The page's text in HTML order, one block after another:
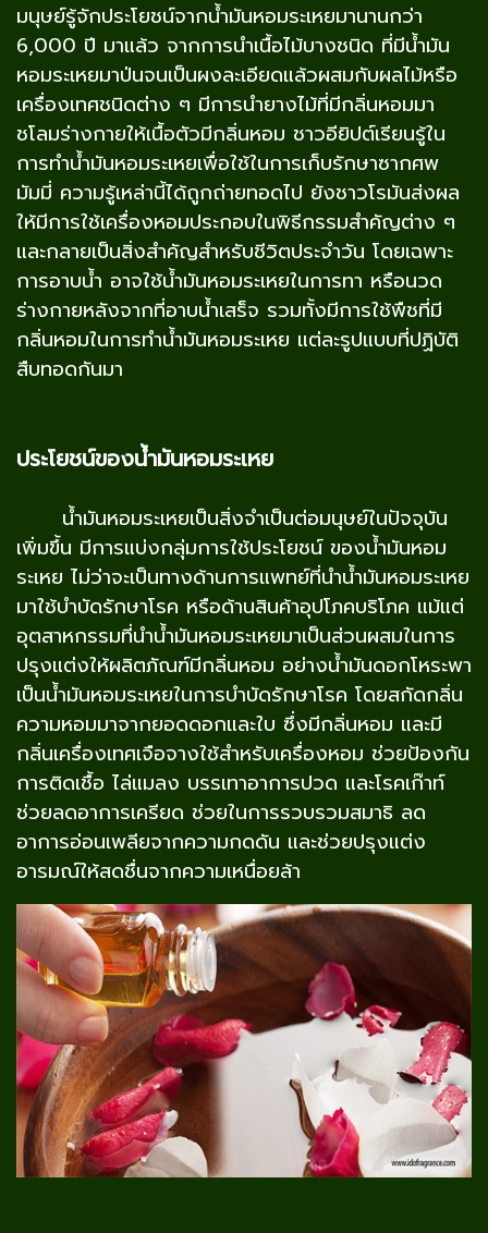
มนุษย์รู้จักประโยชน์จากน้ำมันหอมระเหยมานานกว่า
6,000 ปี มาแล้ว จากการนำเนื้อไม้บางชนิด ที่มีน้ำมัน
หอมระเหยมาป่นจนเป็นผงละเอียดแล้วผสมกับผลไม้หรือ
เครื่องเทศชนิดต่าง ๆ มีการนำยางไม้ที่มีกลิ่นหอมมา
ชโลมร่างกายให้เนื้อตัวมีกลิ่นหอม ชาวอียิปต์เรียนรู้ใน
การทำน้ำมันหอมระเหยเพื่อใช้ในการเก็บรักษาซากศพ
มัมมี่ ความรู้เหล่านี้ได้ถูกถ่ายทอดไป ยังชาวโรมันส่งผล
ให้มีการใช้เครื่องหอมประกอบในพิธีกรรมสำคัญต่าง ๆ
และกลายเป็นสิ่งสำคัญสำหรับชีวิตประจำวัน โดยเฉพาะ
การอาบน้ำ อาจใช้น้ำมันหอมระเหยในการทา หรือนวด
ร่างกายหลังจากที่อาบน้ำเสร็จ รวมทั้งมีการใช้พืชที่มี
กลิ่นหอมในการทำน้ำมันหอมระเหย แต่ละรูปแบบที่ปฏิบัติ
สืบทอดกันมา
ประโยชน์ของน้ำมันหอมระเหย
น้ำมันหอมระเหยเป็นสิ่งจำเป็นต่อมนุษย์ในปัจจุบัน
เพิ่มขึ้น มีการแบ่งกลุ่มการใช้ประโยชน์ ของน้ำมันหอม
ระเหย ไม่ว่าจะเป็นทางด้านการแพทย์ที่นำน้ำมันหอมระเหย
มาใช้บำบัดรักษาโรค หรือด้านสินค้าอุปโภคบริโภค แม้แต่
อุตสาหกรรมที่นำน้ำมันหอมระเหยมาเป็นส่วนผสมในการ
ปรุงแต่งให้ผลิตภัณฑ์มีกลิ่นหอม อย่างน้ำมันดอกโหระพา
เป็นน้ำมันหอมระเหยในการบำบัดรักษาโรค โดยสกัดกลิ่น
ความหอมมาจากยอดดอกและใบ ซึ่งมีกลิ่นหอม และมี
กลิ่นเครื่องเทศเจือจางใช้สำหรับเครื่องหอม ช่วยป้องกัน
การติดเชื้อ ไล่แมลง บรรเทาอาการปวด และโรคเก๊าท์
ช่วยลดอาการเครียด ช่วยในการรวบรวมสมาธิ ลด
อาการอ่อนเพลียจากความกดดัน และช่วยปรุงแต่ง
อารมณ์ให้สดชื่นจากความเหนื่อยล้า